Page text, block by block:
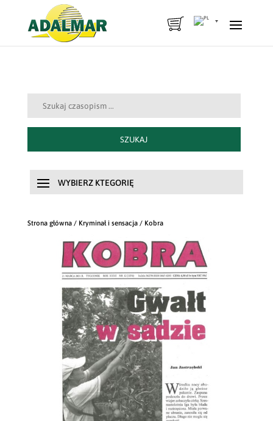
Strona główna/ Kryminał i sensacja/ Kobra
SZUKAJ